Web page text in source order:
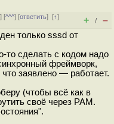
] [^^^] [ответить][↑]
+ / –
только sssd от
то сделать с кодом надо
фреймворк,
заявлено — работает.
(чтобы всё как в
своё через PAM.